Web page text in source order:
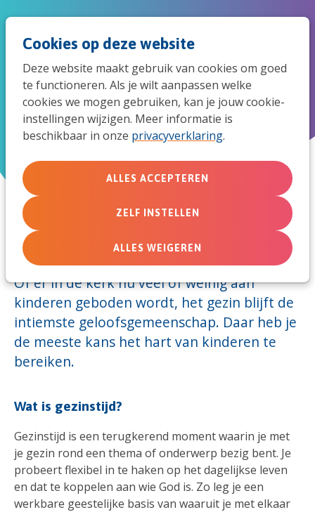
Cookies op deze website
Deze website maakt gebruik van cookies om goed
te functioneren. Als je wilt aanpassen welke
cookies we mogen gebruiken, kan je jouw cookie-
instellingen wijzigen. Meer informatie is
beschikbaar in onze privacyverklaring.
ALLES ACCEPTEREN
ZELF INSTELLEN
ALLES WEIGEREN
naar
de
Gezinstijd
22 november 2011
Site van der Gugten
Of er in de kerk nu veel of weinig aan
kinderen geboden wordt, het gezin blijft de
intiemste geloofsgemeenschap. Daar heb je
de meeste kans het hart van kinderen te
bereiken.
Wat is gezinstijd?
Gezinstijd is een terugkerend moment waarin je met
je gezin rond een thema of onderwerp bezig bent. Je
probeert flexibel in te haken op het dagelijkse leven
en dat te koppelen aan wie God is. Zo leg je een
werkbare geestelijke basis van waaruit je met elkaar